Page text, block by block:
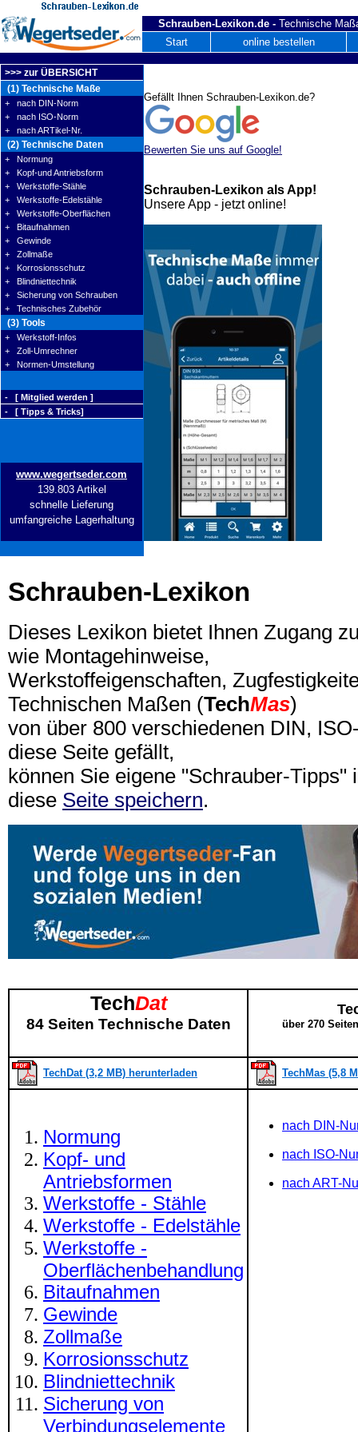
Schrauben-Lexikon.de - Technische
Start
online bestellen
>>> zur ÜBERSICHT
(1) Technische Maße
+ nach DIN-Norm
+ nach ISO-Norm
+ nach ARTikel-Nr.
(2) Technische Daten
+ Normung
+ Kopf-und Antriebsform
+ Werkstoffe-Stähle
+ Werkstoffe-Edelstähle
+ Werkstoffe-Oberflächen
+ Bitaufnahmen
+ Gewinde
+ Zollmaße
+ Korrosionsschutz
+ Blindniettechnik
+ Sicherung von Schrauben
+ Technisches Zubehör
(3) Tools
+ Werkstoff-Infos
+ Zoll-Umrechner
+ Normen-Umstellung
- [ Mitglied werden ]
- [ Tipps & Tricks]
www.wegertseder.com
139.803 Artikel
schnelle Lieferung
umfangreiche Lagerhaltung
Schrauben-Lexikon
Dieses Lexikon bietet Ihnen Zugang
wie Montagehinweise,
Werkstoffeigenschaften,
Technischen Maßen (TechMas)
von über 800 verschiedenen DIN,
diese Seite gefällt,
können Sie eigene "Schrauber-Tipps"
diese Seite speichern.
TechDat
84 Seiten Technische Daten über 270
TechDat (3,2 MB) herunterladen TechMas (5,8
Normung
Kopf- und
Antriebsformen
Werkstoffe - Stähle
Werkstoffe - Edelstähle
Werkstoffe -
Oberflächenbehandlung
Bitaufnahmen
Gewinde
Zollmaße
Korrosionsschutz
Blindniettechnik
Sicherung von
Verbindungselemente
nach DIN-
nach ISO-
nach ART-
Gefällt Ihnen Schrauben-Lexikon.de?
Bewerten Sie uns auf Google!
Schrauben-Lexikon als App!
Unsere App - jetzt online!